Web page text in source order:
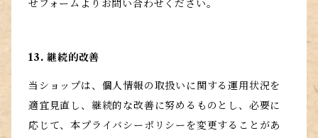
せフォームよりお問い合わせください。
13. 継続的改善
当ショップは、個人情報の取扱いに関する運用状況を
適宜見直し、継続的な改善に努めるものとし、必要に
応じて、本プライバシーポリシーを変更することがあ